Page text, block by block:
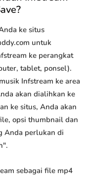
ke situs
untuk
ke perangkat
tablet, ponsel).
Infstream ke area
akan dialihkan ke
ke situs, Anda akan
opsi thumbnail dan
Anda perlukan di
sebagai file mp4